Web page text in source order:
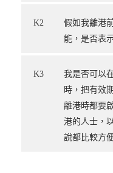
K2
假如我離港
能，是否表
K3
我是否可以
時，把有效
離港時都要
港的人士，
說都比較方